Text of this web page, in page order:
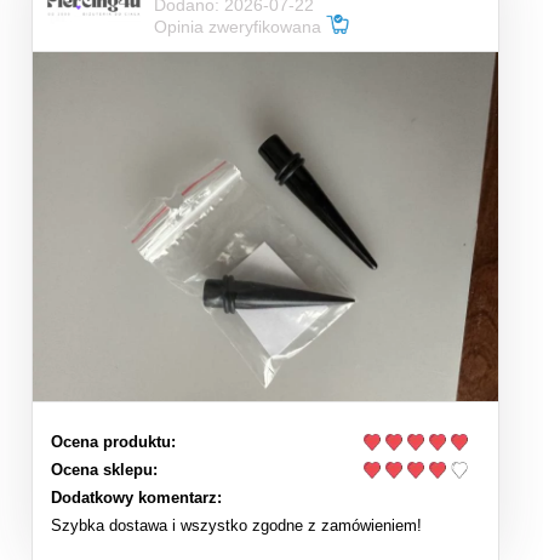
Dodano: 2026-07-22
Opinia zweryfikowana
Ocena produktu:
Ocena sklepu:
Dodatkowy komentarz:
Szybka dostawa i wszystko zgodne z zamówieniem!